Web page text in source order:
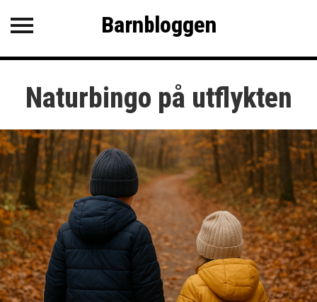
Barnbloggen
KATEGORIER
SENASTE INLÄGG
ner
Roliga och kluriga gåtor
Lugna VAB-aktiviteter när
barnen är sjuka
Lyssna på vaggvisor &
godnattvisor ihop
Barnbloggen
Naturbingo på utflykten